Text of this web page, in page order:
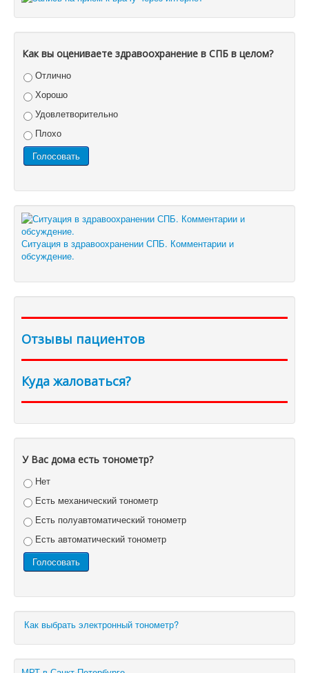
Как вы оцениваете здравоохранение в СПБ в целом?
Отлично
Хорошо
Удовлетворительно
Плохо
Ситуация в здравоохранении СПБ. Комментарии и
обсуждение.
Отзывы пациентов
Куда жаловаться?
У Вас дома есть тонометр?
Нет
Есть механический тонометр
Есть полуавтоматический тонометр
Есть автоматический тонометр
Как выбрать электронный тонометр?